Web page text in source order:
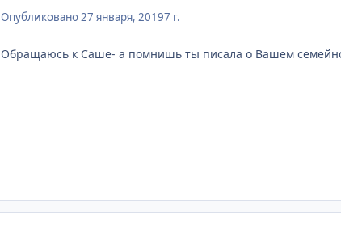
Опубликовано27 января, 20197 г.
Обращаюсь к Саше- а помнишь ты писала о Вашем